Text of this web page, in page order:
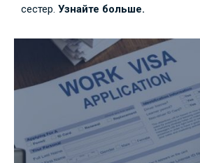
сестер. Узнайте больше.